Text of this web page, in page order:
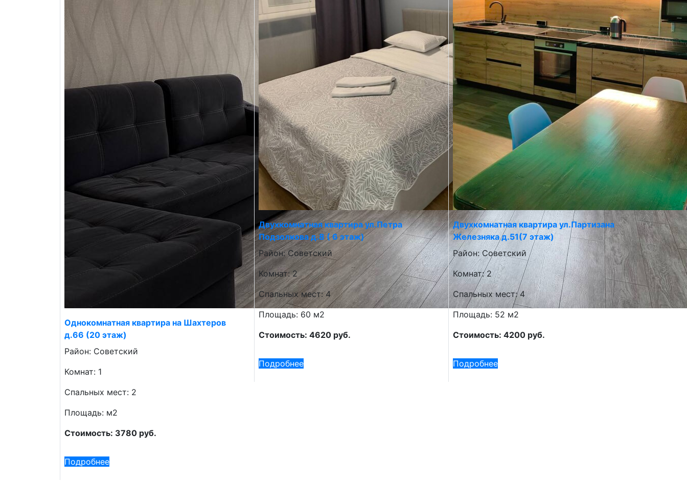
Однокомнатная квартира на Шахтеров
д.66 (20 этаж)
Район: Советский
Комнат: 1
Спальных мест: 2
Площадь: м2
Стоимость: 3780 руб.
Подробнее
Двухкомнатная квартира ул.Петра
Подзолкова д.8 ( 6 этаж)
Район: Советский
Комнат: 2
Спальных мест: 4
Площадь: 60 м2
Стоимость: 4620 руб.
Подробнее
Двухкомнатная квартира ул.Партизана
Железняка д.51(7 этаж)
Район: Советский
Комнат: 2
Спальных мест: 4
Площадь: 52 м2
Стоимость: 4200 руб.
Подробнее